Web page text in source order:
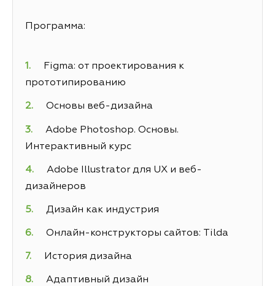
Программа:
Figma: от проектирования к
прототипированию
Основы веб-дизайна
Adobe Photoshop. Основы.
Интерактивный курс
Adobe Illustrator для UX и веб-
дизайнеров
Дизайн как индустрия
Онлайн-конструкторы сайтов: Tilda
История дизайна
Адаптивный дизайн